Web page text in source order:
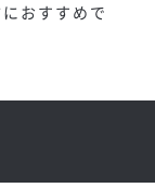
おすすめで